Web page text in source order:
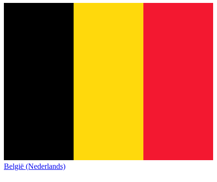
België (Nederlands)